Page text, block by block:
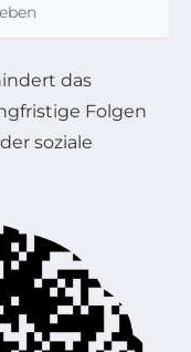
das
Folgen
soziale